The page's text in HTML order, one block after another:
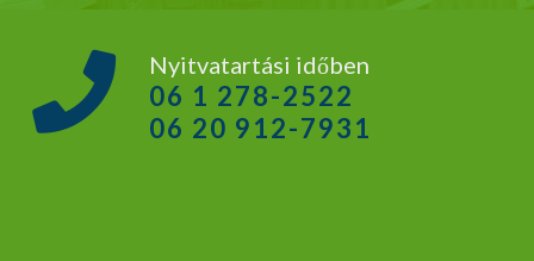
Nyitvatartási időben
06 1 278-2522
06 20 912-7931